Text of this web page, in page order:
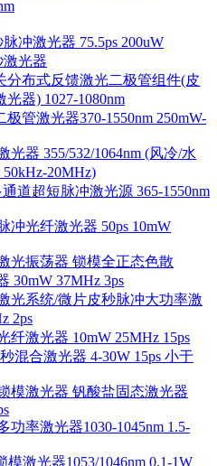
冲激光器 75.5ps 200uW
激光器
分布式反馈激光二极管组件(皮
器) 1027-1080nm
管激光器370-1550nm 250mW-
器 355/532/1064nm (风冷/水
50kHz-20MHz)
道超短脉冲激光源 365-1550nm
冲光纤激光器 50ps 10mW
光振荡器 锁模全正态色散
30mW 37MHz 3ps
光系统/微片皮秒脉冲大功率激
2ps
纤激光器 10mW 25MHz 15ps
混合激光器 4-30W 15ps 小于
模激光器 钒酸盐固态激光器
功率激光器1030-1045nm 1.5-
模激光器1053/1046nm 0.1-1W